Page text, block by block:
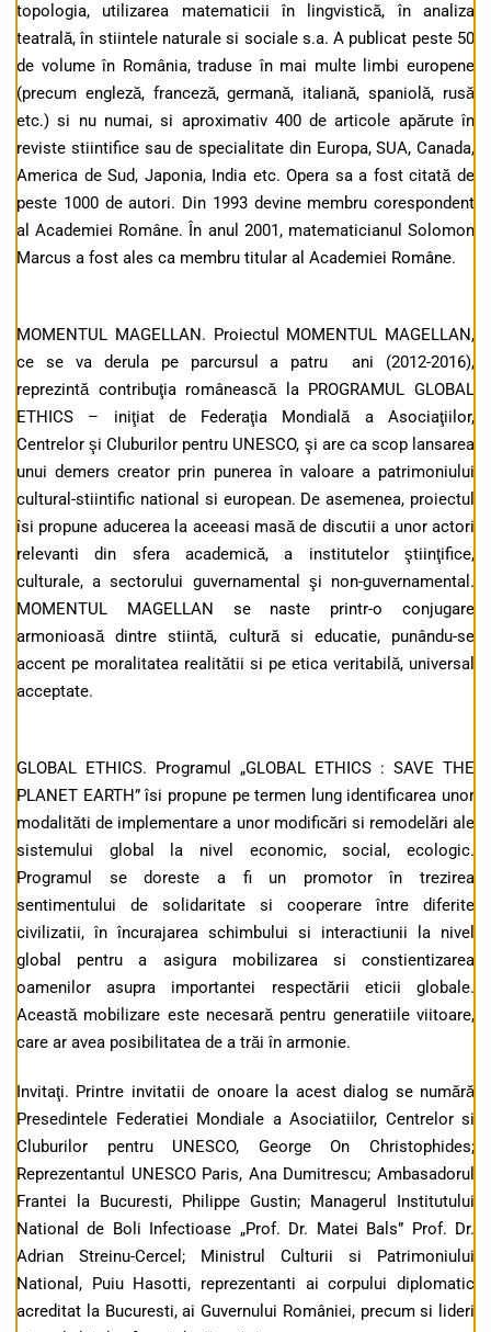
topologia, utilizarea matematicii în lingvistică, în analiza
teatrală, în stiintele naturale si sociale s.a. A publicat peste 50
de volume în România, traduse în mai multe limbi europene
(precum engleză, franceză, germană, italiană, spaniolă, rusă
etc.) si nu numai, si aproximativ 400 de articole apărute în
reviste stiintifice sau de specialitate din Europa, SUA, Canada,
America de Sud, Japonia, India etc. Opera sa a fost citată de
peste 1000 de autori. Din 1993 devine membru corespondent
al Academiei Române. În anul 2001, matematicianul Solomon
Marcus a fost ales ca membru titular al Academiei Române.
MOMENTUL MAGELLAN. Proiectul MOMENTUL MAGELLAN,
ce se va derula pe parcursul a patru ani (2012-2016),
reprezintă contribuţia românească la PROGRAMUL GLOBAL
ETHICS – iniţiat de Federaţia Mondială a Asociaţiilor,
Centrelor şi Cluburilor pentru UNESCO, şi are ca scop lansarea
unui demers creator prin punerea în valoare a patrimoniului
cultural-stiintific national si european. De asemenea, proiectul
îsi propune aducerea la aceeasi masă de discutii a unor actori
relevanti din sfera academică, a institutelor ştiinţifice,
culturale, a sectorului guvernamental şi non-guvernamental.
MOMENTUL MAGELLAN se naste printr-o conjugare
armonioasă dintre stiintă, cultură si educatie, punându-se
accent pe moralitatea realitătii si pe etica veritabilă, universal
acceptate.
GLOBAL ETHICS. Programul „GLOBAL ETHICS : SAVE THE
PLANET EARTH” îsi propune pe termen lung identificarea unor
modalităti de implementare a unor modificări si remodelări ale
sistemului global la nivel economic, social, ecologic.
Programul se doreste a fi un promotor în trezirea
sentimentului de solidaritate si cooperare între diferite
civilizatii, în încurajarea schimbului si interactiunii la nivel
global pentru a asigura mobilizarea si constientizarea
oamenilor asupra importantei respectării eticii globale.
Această mobilizare este necesară pentru generatiile viitoare,
care ar avea posibilitatea de a trăi în armonie.
Invitaţi. Printre invitatii de onoare la acest dialog se numără
Presedintele Federatiei Mondiale a Asociatiilor, Centrelor si
Cluburilor pentru UNESCO, George On Christophides;
Reprezentantul UNESCO Paris, Ana Dumitrescu; Ambasadorul
Frantei la Bucuresti, Philippe Gustin; Managerul Institutului
National de Boli Infectioase „Prof. Dr. Matei Bals” Prof. Dr.
Adrian Streinu-Cercel; Ministrul Culturii si Patrimoniului
National, Puiu Hasotti, reprezentanti ai corpului diplomatic
acreditat la Bucuresti, ai Guvernului României, precum si lideri